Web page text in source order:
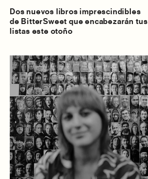
Dos nuevos libros imprescindibles
de BitterSweet que encabezarán tus
listas este otoño